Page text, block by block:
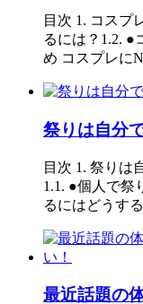
目次 1. コスプ
るには？1.2. ●
め コスプレに
祭りは自分
目次 1. 祭りは
1.1. ●個人で祭
るにはどうす
最近話題の